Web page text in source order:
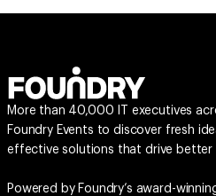
More than 40,000 IT executives
Foundry Events to discover fresh
effective solutions that drive better
Powered by Foundry’s award-